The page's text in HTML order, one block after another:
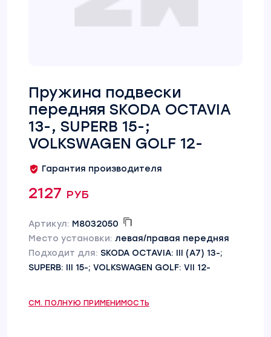
Пружина подвески
передняя SKODA OCTAVIA
13-, SUPERB 15-;
VOLKSWAGEN GOLF 12-
Гарантия производителя
2127 руб
Артикул: M8032050
Место установки: левая/правая передняя
Подходит для: SKODA OCTAVIA: III (A7) 13-;
SUPERB: III 15-; VOLKSWAGEN GOLF: VII 12-
СМ. ПОЛНУЮ ПРИМЕНИМОСТЬ